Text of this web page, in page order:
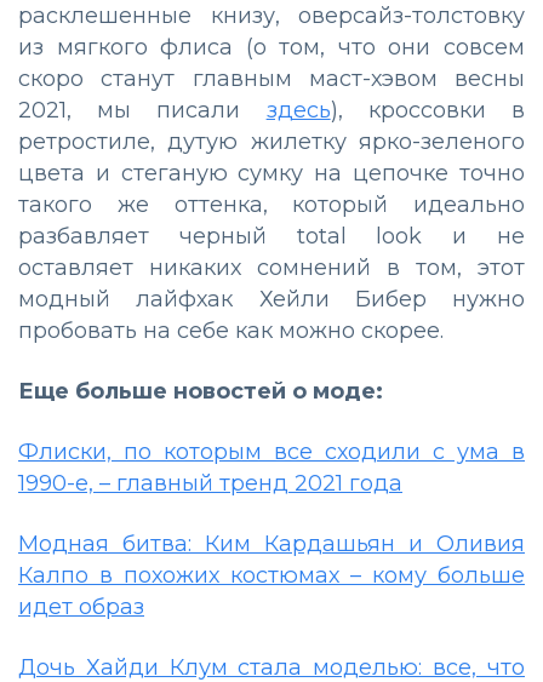
расклешенные книзу, оверсайз-толстовку
из мягкого флиса (о том, что они совсем
скоро станут главным маст-хэвом весны
2021, мы писали здесь), кроссовки в
ретростиле, дутую жилетку ярко-зеленого
цвета и стеганую сумку на цепочке точно
такого же оттенка, который идеально
разбавляет черный total look и не
оставляет никаких сомнений в том, этот
модный лайфхак Хейли Бибер нужно
пробовать на себе как можно скорее.
Еще больше новостей о моде:
Флиски, по которым все сходили с ума в
1990-е, – главный тренд 2021 года
Модная битва: Ким Кардашьян и Оливия
Калпо в похожих костюмах – кому больше
идет образ
Дочь Хайди Клум стала моделью: все, что